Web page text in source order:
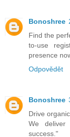
Bonoshree
Find the
to-use
presence
Odpovědět
Bonoshree
Drive
We deliver
success."